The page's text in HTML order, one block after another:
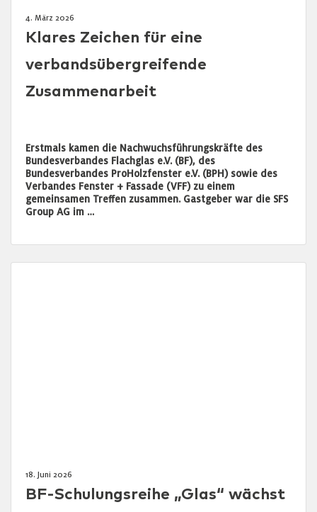
4. März 2026
Klares Zeichen für eine
verbandsübergreifende
Zusammenarbeit
Erstmals kamen die Nachwuchsführungskräfte des
Bundesverbandes Flachglas e.V. (BF), des
Bundesverbandes ProHolzfenster e.V. (BPH) sowie des
Verbandes Fenster + Fassade (VFF) zu einem
gemeinsamen Treffen zusammen. Gastgeber war die SFS
Group AG im …
18. Juni 2026
BF-Schulungsreihe „Glas“ wächst